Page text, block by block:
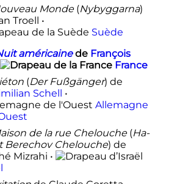
Monde(Nybyggarna)
Troell •
Suède
américainede François
France
(Der Fußgänger) de
Schell •
Allemagne
de la rue Chelouche(Ha-
Berechov Chelouche) de
Mizrahi •